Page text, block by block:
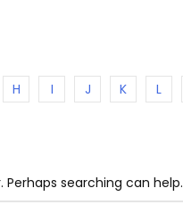
H I J K L
Perhaps searching can help.